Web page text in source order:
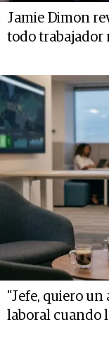
Jamie Dimon
todo trabajador
"Jefe, quiero
laboral cuando